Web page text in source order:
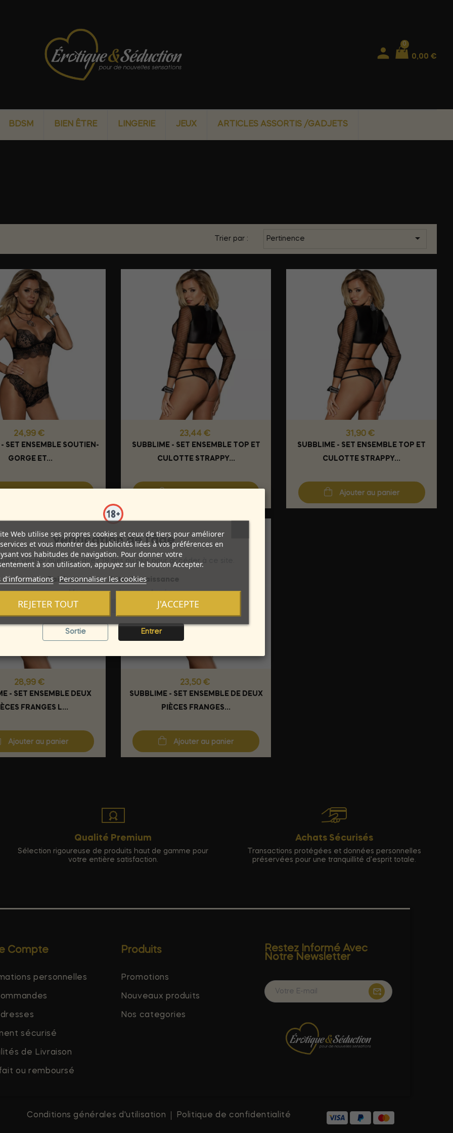
0
0,00 €
BDSM BIEN ÊTRE LINGERIE JEUX ARTICLES ASSORTIS /GADJETS
Trier par : Pertinence 
Prix
24,99 €
SET ENSEMBLE SOUTIEN-
GORGE ET...
Prix
23,44 €
SUBBLIME - SET ENSEMBLE TOP ET
CULOTTE STRAPPY...
Prix
31,90 €
SUBBLIME - SET ENSEMBLE TOP ET
CULOTTE STRAPPY...
Ajouter au panier
Prix
28,99 €
- SET ENSEMBLE DEUX
FRANGES L...
Ajouter au panier
Prix
23,50 €
SUBBLIME - SET ENSEMBLE DE DEUX
PIÈCES FRANGES...
Ajouter au panier
Qualité Premium
Sélection rigoureuse de produits haut de gamme pour
votre entière satisfaction.
Achats Sécurisés
Transactions protégées et données personnelles
préservées pour une tranquillité d'esprit totale.
Compte
personnelles
sécurisé
de Livraison
ou remboursé
Produits
Promotions
Nouveaux produits
Nos categories
Restez Informé Avec
Notre Newsletter
Web utilise ses propres cookies et ceux de tiers pour améliorer
et vous montrer des publicités liées à vos préférences en
vos habitudes de navigation. Pour donner votre
à son utilisation, appuyez sur le bouton Accepter.
d'informations Personnaliser les cookies
REJETER TOUT J'ACCEPTE
Vérification de l'âge
vérifier que vous avez 18 ans ou plus pour accéder à ce site.
Saisissez votre date de naissance
Mois
Jour Année
Sortie Entrer
Conditions générales d'utilisation Politique de confidentialité